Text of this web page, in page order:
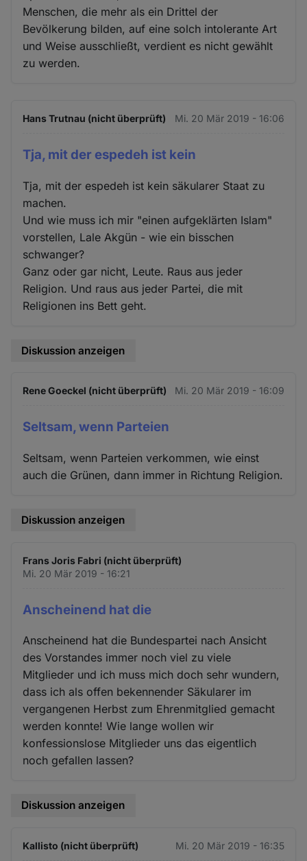
Menschen, die mehr als ein Drittel der
Bevölkerung bilden, auf eine solch intolerante Art
und Weise ausschließt, verdient es nicht gewählt
zu werden.
Hans Trutnau (nicht überprüft) Mi. 20 Mär 2019 - 16:06
Tja, mit der espedeh ist kein
Tja, mit der espedeh ist kein säkularer Staat zu
machen.
Und wie muss ich mir "einen aufgeklärten Islam"
vorstellen, Lale Akgün - wie ein bisschen
schwanger?
Ganz oder gar nicht, Leute. Raus aus jeder
Religion. Und raus aus jeder Partei, die mit
Religionen ins Bett geht.
Diskussion anzeigen
Rene Goeckel (nicht überprüft) Mi. 20 Mär 2019 - 16:09
Seltsam, wenn Parteien
Seltsam, wenn Parteien verkommen, wie einst
auch die Grünen, dann immer in Richtung Religion.
Diskussion anzeigen
Frans Joris Fabri (nicht überprüft)
Mi. 20 Mär 2019 - 16:21
Anscheinend hat die
Anscheinend hat die Bundespartei nach Ansicht
des Vorstandes immer noch viel zu viele
Mitglieder und ich muss mich doch sehr wundern,
dass ich als offen bekennender Säkularer im
vergangenen Herbst zum Ehrenmitglied gemacht
werden konnte! Wie lange wollen wir
konfessionslose Mitglieder uns das eigentlich
noch gefallen lassen?
Diskussion anzeigen
Kallisto (nicht überprüft) Mi. 20 Mär 2019 - 16:35